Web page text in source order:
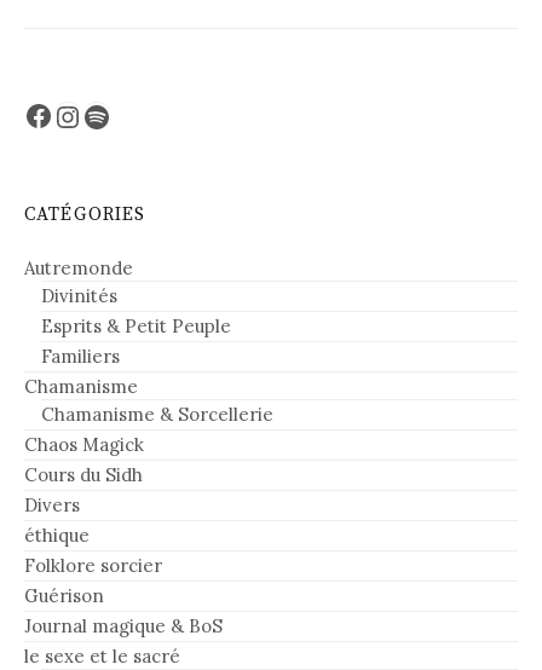
Facebook
Instagram
Spotify
CATÉGORIES
Autremonde
Divinités
Esprits & Petit Peuple
Familiers
Chamanisme
Chamanisme & Sorcellerie
Chaos Magick
Cours du Sidh
Divers
éthique
Folklore sorcier
Guérison
Journal magique & BoS
le sexe et le sacré